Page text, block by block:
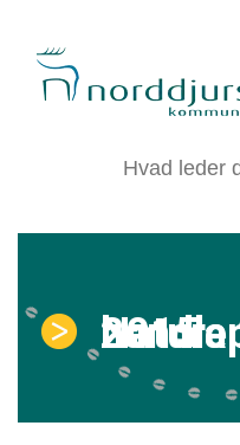
Natura 2000-handleplaner 2009-2015